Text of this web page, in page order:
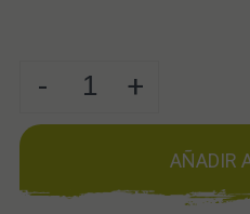
- +
AÑADIR